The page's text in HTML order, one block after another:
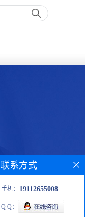
联系方式
手机： 19112655008
Q Q：